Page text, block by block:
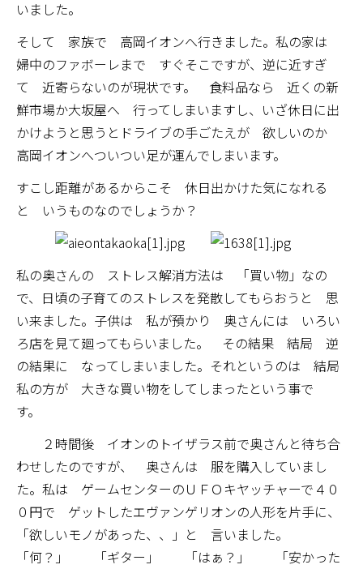
いました。
そして 家族で 高岡イオンへ行きました。私の家は
婦中のファボーレまで すぐそこですが、逆に近すぎ
て 近寄らないのが現状です。 食料品なら 近くの新
鮮市場か大坂屋へ 行ってしまいますし、いざ休日に出
かけようと思うとドライブの手ごたえが 欲しいのか
高岡イオンへついつい足が運んでしまいます。
すこし距離があるからこそ 休日出かけた気になれる
と いうものなのでしょうか？
私の奥さんの ストレス解消方法は 「買い物」なの
で、日頃の子育てのストレスを発散してもらおうと 思
い来ました。子供は 私が預かり 奥さんには いろい
ろ店を見て廻ってもらいました。 その結果 結局 逆
の結果に なってしまいました。それというのは 結局
私の方が 大きな買い物をしてしまったという事で
す。
２時間後 イオンのトイザラス前で奥さんと待ち合
わせしたのですが、 奥さんは 服を購入していまし
た。私は ゲームセンターのＵＦＯキヤッチャーで４０
０円で ゲットしたエヴァンゲリオンの人形を片手に、
「欲しいモノがあった、、」と 言いました。
「何？」 「ギター」 「はぁ？」 「安かった